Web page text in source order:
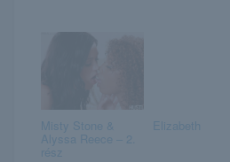
Misty Stone &
Alyssa Reece – 2.
rész
Elizabeth